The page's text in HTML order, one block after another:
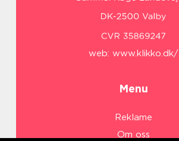
web: www.klikko.dk/
Menu
Reklame
Om oss